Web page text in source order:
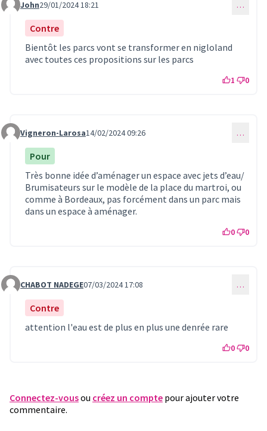
Commentaire 784
John29/01/2024 18:21 …
Contre
Bientôt les parcs vont se transformer en nigloland
avec toutes ces propositions sur les parcs
1 0
Commentaire 793
Vigneron-Larosa14/02/2024 09:26 …
Pour
Très bonne idée d’aménager un espace avec jets d’eau/
Brumisateurs sur le modèle de la place du martroi, ou
comme à Bordeaux, pas forcément dans un parc mais
dans un espace à aménager.
0 0
Commentaire 804
CHABOT NADEGE07/03/2024 17:08 …
Contre
attention l'eau est de plus en plus une denrée rare
0 0
Connectez-vousou créez un compte pour ajouter votre
commentaire.